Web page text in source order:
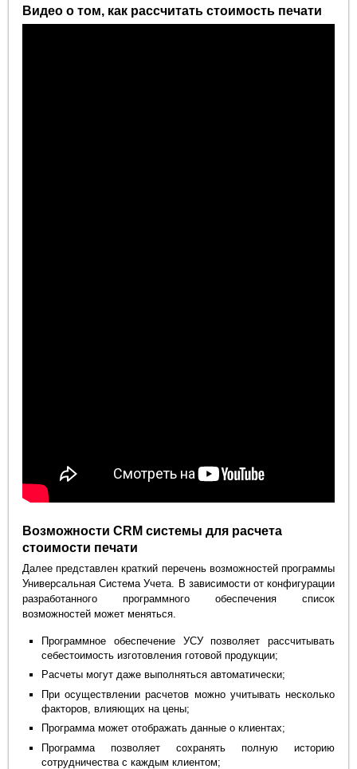
Видео о том, как рассчитать стоимость печати
Возможности CRM системы для расчета
стоимости печати
Далее представлен краткий перечень возможностей программы
Универсальная Система Учета. В зависимости от конфигурации
разработанного программного обеспечения список
возможностей может меняться.
Программное обеспечение УСУ позволяет рассчитывать
себестоимость изготовления готовой продукции;
Расчеты могут даже выполняться автоматически;
При осуществлении расчетов можно учитывать несколько
факторов, влияющих на цены;
Программа может отображать данные о клиентах;
Программа позволяет сохранять полную историю
сотрудничества с каждым клиентом;